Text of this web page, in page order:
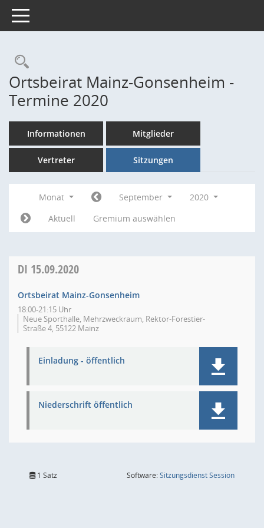
Toggle navigation
Rechercheauswahl
Ortsbeirat Mainz-Gonsenheim -
Termine 2020
Informationen Mitglieder
Vertreter Sitzungen
Monat September
2020
Aktuell
Gremium auswählen
DI 15.09.2020
Ortsbeirat Mainz-Gonsenheim
18:00-21:15 Uhr
Neue Sporthalle, Mehrzweckraum, Rektor-Forestier-
Straße 4, 55122 Mainz
Einladung - öffentlich
Niederschrift öffentlich
1 Satz Software:SitzungsdienstSession(Wird in